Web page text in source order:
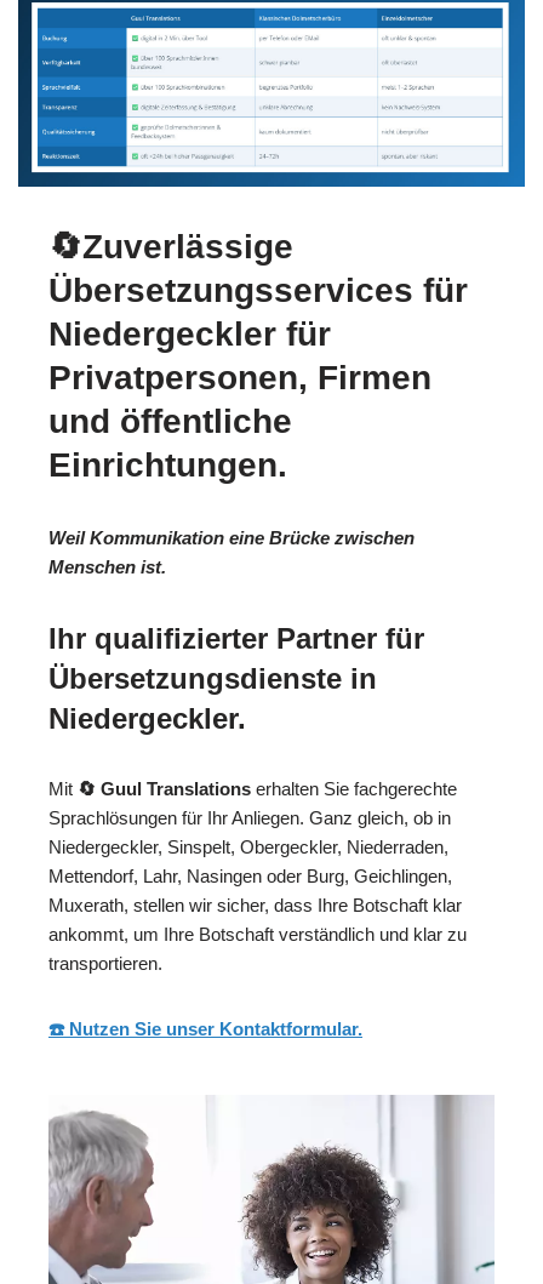
🔄Zuverlässige
Übersetzungsservices für
Niedergeckler für
Privatpersonen, Firmen
und öffentliche
Einrichtungen.
Weil Kommunikation eine Brücke zwischen
Menschen ist.
Ihr qualifizierter Partner für
Übersetzungsdienste in
Niedergeckler.
Mit 🔄 Guul Translations erhalten Sie fachgerechte
Sprachlösungen für Ihr Anliegen. Ganz gleich, ob in
Niedergeckler, Sinspelt, Obergeckler, Niederraden,
Mettendorf, Lahr, Nasingen oder Burg, Geichlingen,
Muxerath, stellen wir sicher, dass Ihre Botschaft klar
ankommt, um Ihre Botschaft verständlich und klar zu
transportieren.
☎️ Nutzen Sie unser Kontaktformular.